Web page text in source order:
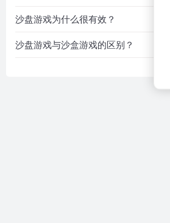
沙盘游戏为什么很有效？
沙盘游戏与沙盒游戏的区别？